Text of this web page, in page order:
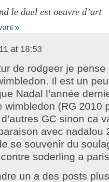
le duel est oeuvre d’art
»
at 18:53
de rodgeer je pense
Il est un
Nadal l’année
wimbledon (RG 2010
GC sinon ca
avec nadalou
se souvenir du
soderling a
un a des posts